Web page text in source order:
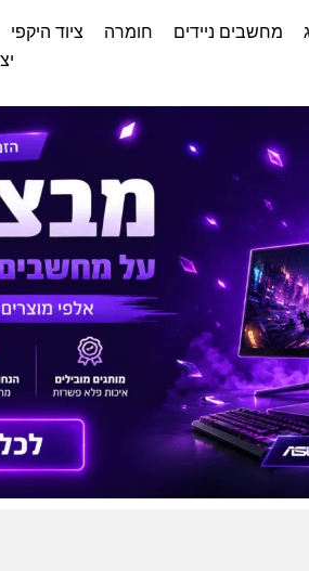
מחשבים ניידים חומרה ציוד היקפי